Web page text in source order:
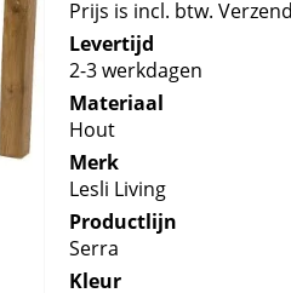
Prijs is incl. btw.
Levertijd
2-3 werkdagen
Materiaal
Hout
Merk
Lesli Living
Productlijn
Serra
Kleur